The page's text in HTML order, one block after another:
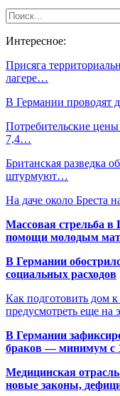
Интересное:
Присяга
лагере…
В Германии проводят
Потребительские
7,4…
Британская разведка
штурмуют…
На даче около Бреста
Массовая стрельба
помощи молодым
В Германии
социальных расходов
Как подготовить дом
предусмотреть еще на
В Германии
браков — минимум с
Медицинская
новые законы,